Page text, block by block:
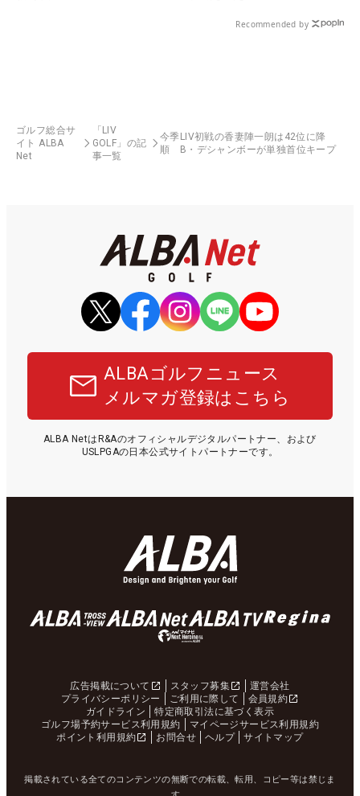
Recommended by
ゴルフ総合サ
イト ALBA
Net
「LIV
GOLF」の記
事一覧
今季LIV初戦の香妻陣一朗は42位に降
順 B・デシャンボーが単独首位キープ
ALBAゴルフニュース
メルマガ登録はこちら
ALBA NetはR&Aのオフィシャルデジタルパートナー、および
USLPGAの日本公式サイトパートナーです。
広告掲載について スタッフ募集
運営会社
プライバシーポリシー
ご利用に際して
会員規約
ガイドライン
特定商取引法に基づく表示
ゴルフ場予約サービス利用規約
マイページサービス利用規約
ポイント利用規約
お問合せ ヘルプ サイトマップ
掲載されている全てのコンテンツの無断での転載、転用、コピー等は禁じま